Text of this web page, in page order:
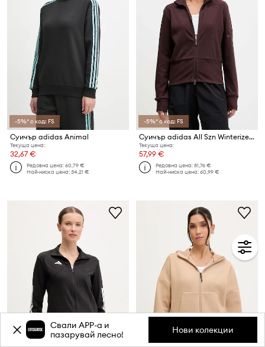
-5%* с код: FS
Суичър adidas Animal
Текуща цена:
32,67 €
Редовна цена:60,79 €
Най-ниска цена:34,21 €
-5%* с код: FS
Суичър adidas All Szn Winterized
Текуща цена:
57,99 €
Редовна цена:81,76 €
Най-ниска цена:60,99 €
Свали APP-a и
пазарувай лесно!
Нови колекции